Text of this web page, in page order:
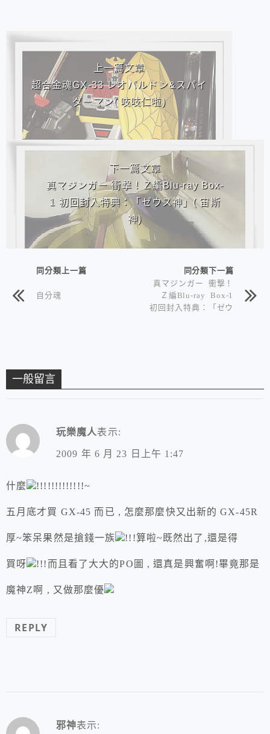
相連文章
上一篇文章
超合金魂GX-33 レオパルドン&スパイ
ダーマン( 吱吱仁啦)
下一篇文章
真マジンガー 衝撃！Ｚ編Blu-ray Box-
1 初回封入特典：「ゼウス神」( 宙斯
神)
同分類上一篇
自分魂
同分類下一篇
真マジンガー 衝撃！
Ｚ編Blu-ray Box-1
初回封入特典：「ゼウ
一般留言
玩樂魔人表示:
2009 年 6 月 23 日上午 1:47
什麼 !!!!!!!!!!!!!~
五月底才買 GX-45 而已 , 怎麼那麼快又出新的 GX-45R
厚~笨呆果然是搶錢一族 !!!算啦~既然出了,還是得
買呀 !!!而且看了大大的PO圖 , 還真是興奮啊!畢竟那是
魔神Z啊 , 又做那麼優
REPLY
邪神表示: